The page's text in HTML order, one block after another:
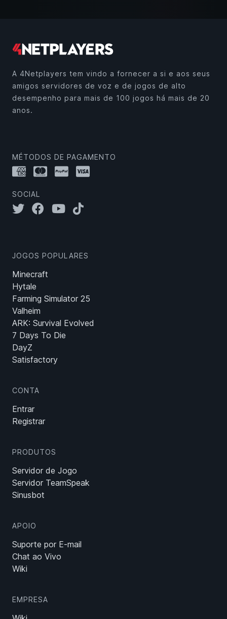
A 4Netplayers tem vindo a fornecer a si e aos seus
amigos servidores de voz e de jogos de alto
desempenho para mais de 100 jogos há mais de 20
anos.
MÉTODOS DE PAGAMENTO
SOCIAL
JOGOS POPULARES
Minecraft
Hytale
Farming Simulator 25
Valheim
ARK: Survival Evolved
7 Days To Die
DayZ
Satisfactory
CONTA
Entrar
Registrar
PRODUTOS
Servidor de Jogo
Servidor TeamSpeak
Sinusbot
APOIO
Suporte por E-mail
Chat ao Vivo
Wiki
EMPRESA